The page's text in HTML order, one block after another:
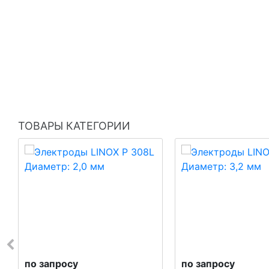
ТОВАРЫ КАТЕГОРИИ
по запросу по запросу